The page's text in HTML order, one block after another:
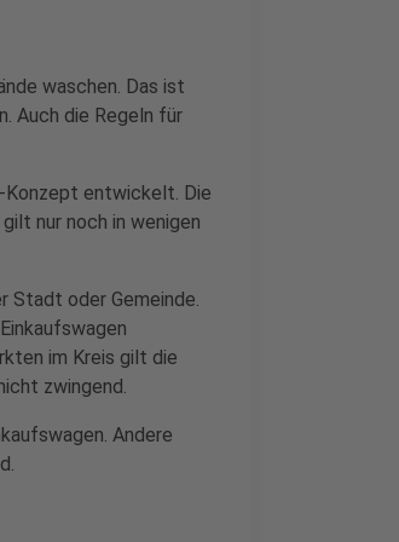
waschen. Das ist
Auch die Regeln für
Konzept entwickelt. Die
nur noch in wenigen
Stadt oder Gemeinde.
im Kreis gilt die
zwingend.
Andere